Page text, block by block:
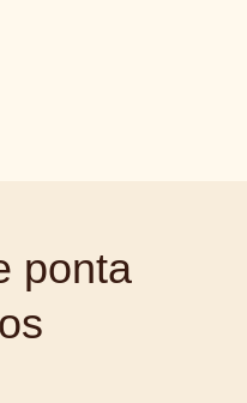
ponta